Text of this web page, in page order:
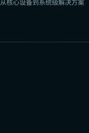
从核心设备到系统级解决方案